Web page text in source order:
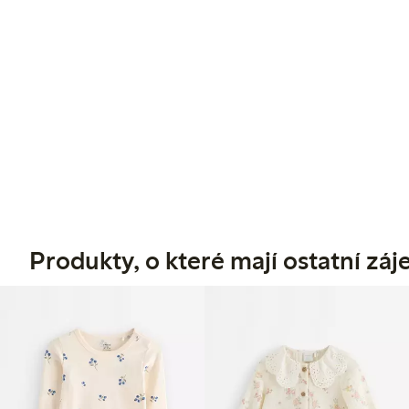
Produkty, o které mají ostatní